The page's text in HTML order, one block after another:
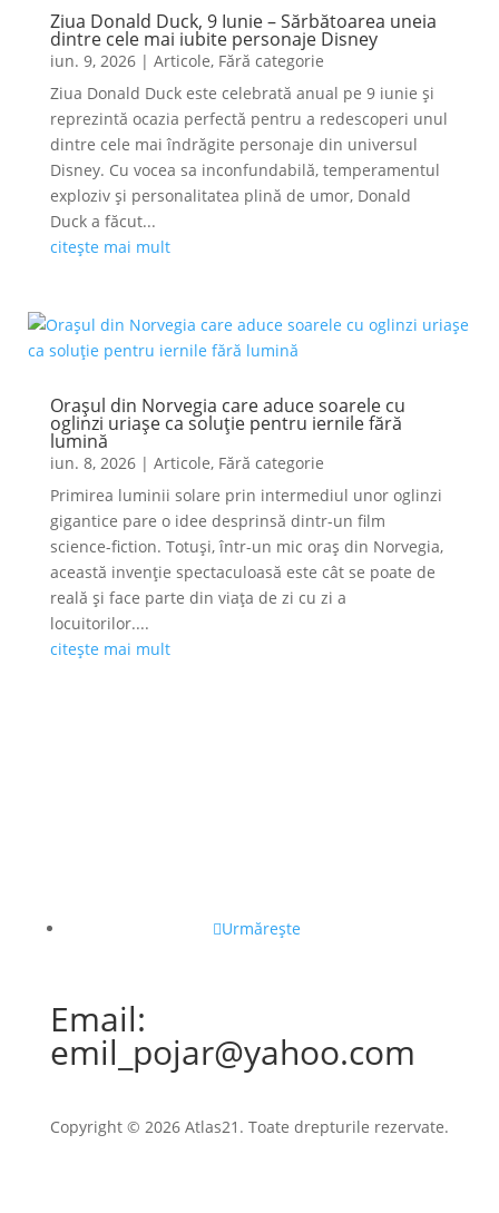
Ziua Donald Duck, 9 Iunie – Sărbătoarea uneia
dintre cele mai iubite personaje Disney
iun. 9, 2026| Articole, Fără categorie
Ziua Donald Duck este celebrată anual pe 9 iunie și
reprezintă ocazia perfectă pentru a redescoperi unul
dintre cele mai îndrăgite personaje din universul
Disney. Cu vocea sa inconfundabilă, temperamentul
exploziv și personalitatea plină de umor, Donald
Duck a făcut...
citește mai mult
Orașul din Norvegia care aduce soarele cu
oglinzi uriașe ca soluție pentru iernile fără
lumină
iun. 8, 2026| Articole, Fără categorie
Primirea luminii solare prin intermediul unor oglinzi
gigantice pare o idee desprinsă dintr-un film
science-fiction. Totuși, într-un mic oraș din Norvegia,
această invenție spectaculoasă este cât se poate de
reală și face parte din viața de zi cu zi a
locuitorilor....
citește mai mult
Urmărește
Email:
emil_pojar@yahoo.com
Copyright © 2026 Atlas21. Toate drepturile rezervate.